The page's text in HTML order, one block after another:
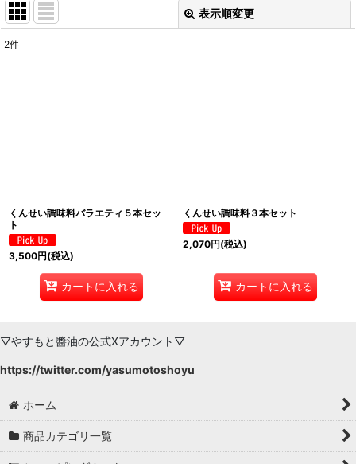
表示順変更
2件
くんせい調味料バラエティ５本セッ
ト
3,500円(税込)
カートに入れる
くんせい調味料３本セット
2,070円(税込)
カートに入れる
▽やすもと醬油の公式Xアカウント▽
https://twitter.com/yasumotoshoyu
ホーム
商品カテゴリ一覧